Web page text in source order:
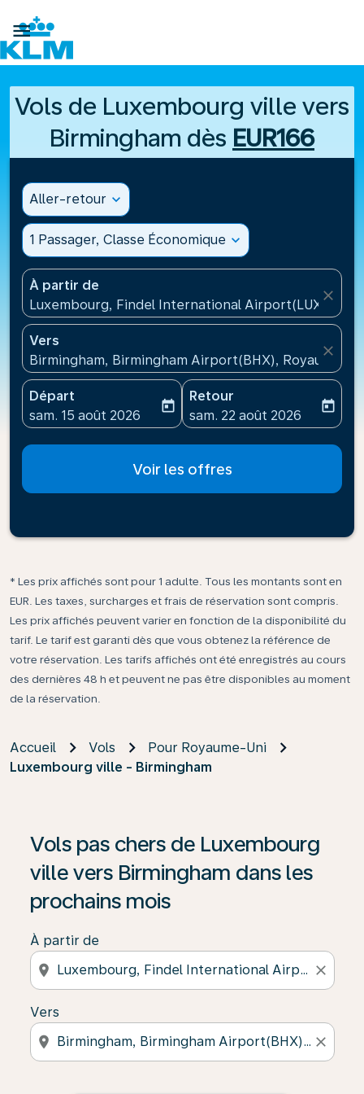

Vols de Luxembourg ville vers
Birmingham dès EUR166
Aller-retour expand_more
1 Passager, Classe Économique expand_more
À partir de
Luxembourg, Findel International Airport(LUX),
close
Vers
Birmingham, Birmingham Airport(BHX), Royaume-
close
Départ
fc-booking-departure-date-aria-label
sam. 15 août 2026
today
Retour
fc-booking-return-date-
sam. 22 août 2026
today
Voir les offres
* Les prix affichés sont pour 1 adulte. Tous les montants sont en
EUR. Les taxes, surcharges et frais de réservation sont compris.
Les prix affichés peuvent varier en fonction de la disponibilité du
tarif. Le tarif est garanti dès que vous obtenez la référence de
votre réservation. Les tarifs affichés ont été enregistrés au cours
des dernières 48 h et peuvent ne pas être disponibles au moment
de la réservation.
Accueil Vols
Pour Royaume-Uni
Luxembourg ville - Birmingham
Vols pas chers de Luxembourg
ville vers Birmingham dans les
prochains mois
À partir de
location_on close
Vers
location_on close